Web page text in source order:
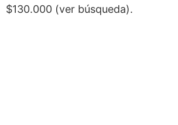
$130.000 (ver búsqueda).